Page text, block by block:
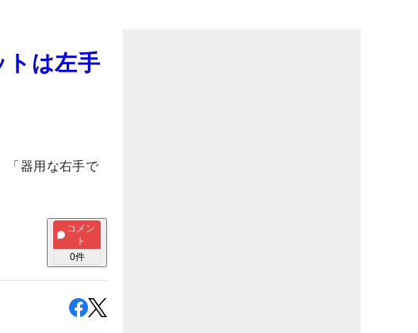
トは左手
「器用な右手で
コメン
ト
0件